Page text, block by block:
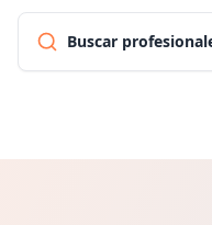
Buscar